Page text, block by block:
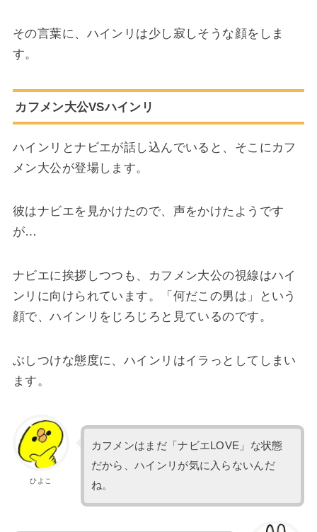
その言葉に、ハインリは少し寂しそうな顔をしま
す。
カフメン大公VSハインリ
ハインリとナビエが話し込んでいると、そこにカフ
メン大公が登場します。
彼はナビエを見かけたので、声をかけたようです
が…
ナビエに挨拶しつつも、カフメン大公の視線はハイ
ンリに向けられています。「何だこの男は」という
顔で、ハインリをじろじろと見ているのです。
ぶしつけな態度に、ハインリはイラっとしてしまい
ます。
ひよこ
カフメンはまだ「ナビエLOVE」な状態
だから、ハインリが気に入らないんだ
ね。